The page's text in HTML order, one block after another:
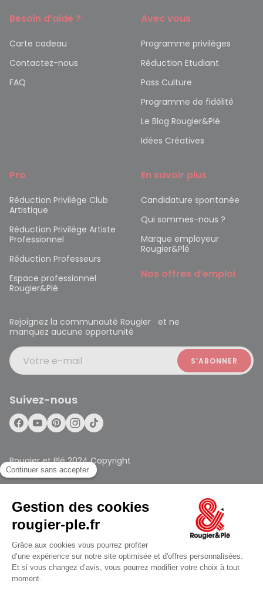
jusqu'au Vendredi à 09:30
Besoin d’aide ?
Carte cadeau
Contactez-nous
FAQ
Avec vous
Programme privilèges
Réduction Etudiant
Pass Culture
Programme de fidélité
Le Blog Rougier&Plé
Idées Créatives
Pro
Réduction Privilège Club
Artistique
Réduction Privilège Artiste
Professionnel
Réduction Professeurs
Espace professionnel
Rougier&Plé
En savoir plus
Candidature spontanée
Qui sommes-nous ?
Marque employeur
Rougier&Plé
Nos offres d’emploi
Rejoignez la communauté Rougier et ne
manquez aucune opportunité
Votre e-mail
Suivez-nous
Rougier et Plé 2024 Copyright
Mentions légales
Conditions générales des ventes
Données personnelles
Paiement sécurisé